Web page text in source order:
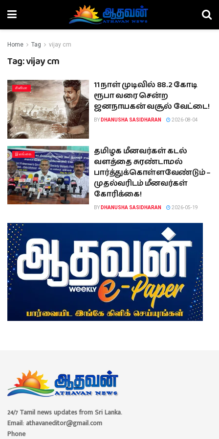
Home Tag vijay cm
Tag:vijay cm
சினிமா
11 நாள் முடிவில் 88.2 கோடி
ரூபா வரை சென்ற
ஜனநாயகன் வசூல் வேட்டை!
BY DHANUSHA SASIDHARAN 2026-08-04
இலங்கை
தமிழக மீனவர்கள் கடல்
வளத்தை சுரண்டாமல்
பார்த்துக்கொள்ளவேண்டும் –
முதல்வரிடம் மீனவர்கள்
கோரிக்கை!
BY DHANUSHA SASIDHARAN 2026-05-19
24/7 Tamil news updates from Sri Lanka.
Email: athavaneditor@gmail.com
Phone